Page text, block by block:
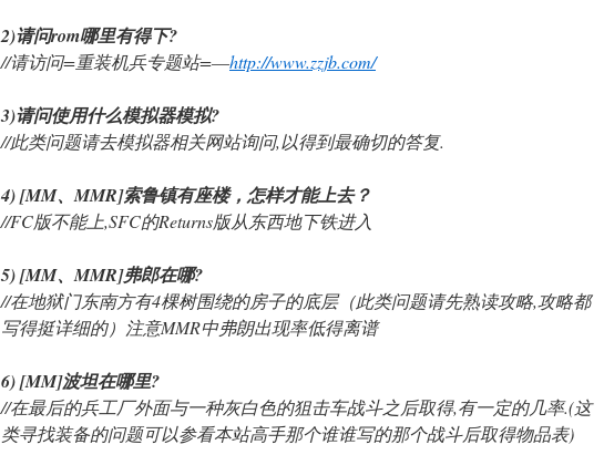
2)请问rom哪里有得下?
//请访问=重装机兵专题站=―http://www.zzjb.com/
3)请问使用什么模拟器模拟?
//此类问题请去模拟器相关网站询问,以得到最确切的答复.
4) [MM、MMR]索鲁镇有座楼，怎样才能上去？
//FC版不能上,SFC的Returns版从东西地下铁进入
5) [MM、MMR]弗郎在哪?
//在地狱门东南方有4棵树围绕的房子的底层（此类问题请先熟读攻略,攻略都
写得挺详细的）注意MMR中弗朗出现率低得离谱
6) [MM]波坦在哪里?
//在最后的兵工厂外面与一种灰白色的狙击车战斗之后取得,有一定的几率.(这
类寻找装备的问题可以参看本站高手那个谁谁写的那个战斗后取得物品表)